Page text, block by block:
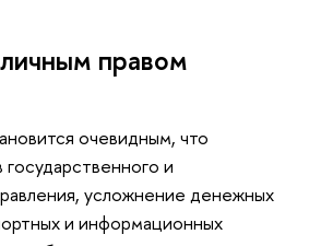
правом
очевидным, что
и
усложнение денежных
и информационных